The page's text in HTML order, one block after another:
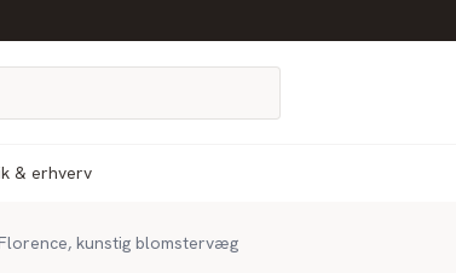
& erhverv
kunstig blomstervæg